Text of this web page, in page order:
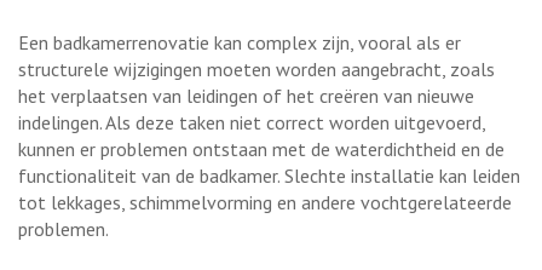
Een badkamerrenovatie kan complex zijn, vooral als er
structurele wijzigingen moeten worden aangebracht, zoals
het verplaatsen van leidingen of het creëren van nieuwe
indelingen. Als deze taken niet correct worden uitgevoerd,
kunnen er problemen ontstaan met de waterdichtheid en de
functionaliteit van de badkamer. Slechte installatie kan leiden
tot lekkages, schimmelvorming en andere vochtgerelateerde
problemen.